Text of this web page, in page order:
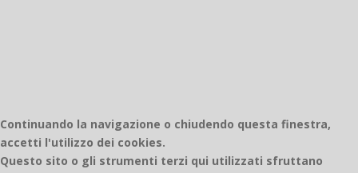
Continuando la navigazione o chiudendo questa finestra,
accetti l'utilizzo dei cookies.
Questo sito o gli strumenti terzi qui utilizzati sfruttano